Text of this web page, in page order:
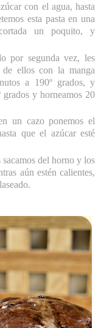
con el agua, hasta
esta pasta en una
un poquito, y
por segunda vez, les
ellos con la manga
a 190º grados, y
grados y horneamos 20
un cazo ponemos el
que el azúcar esté
del horno y los
aún estén calientes,